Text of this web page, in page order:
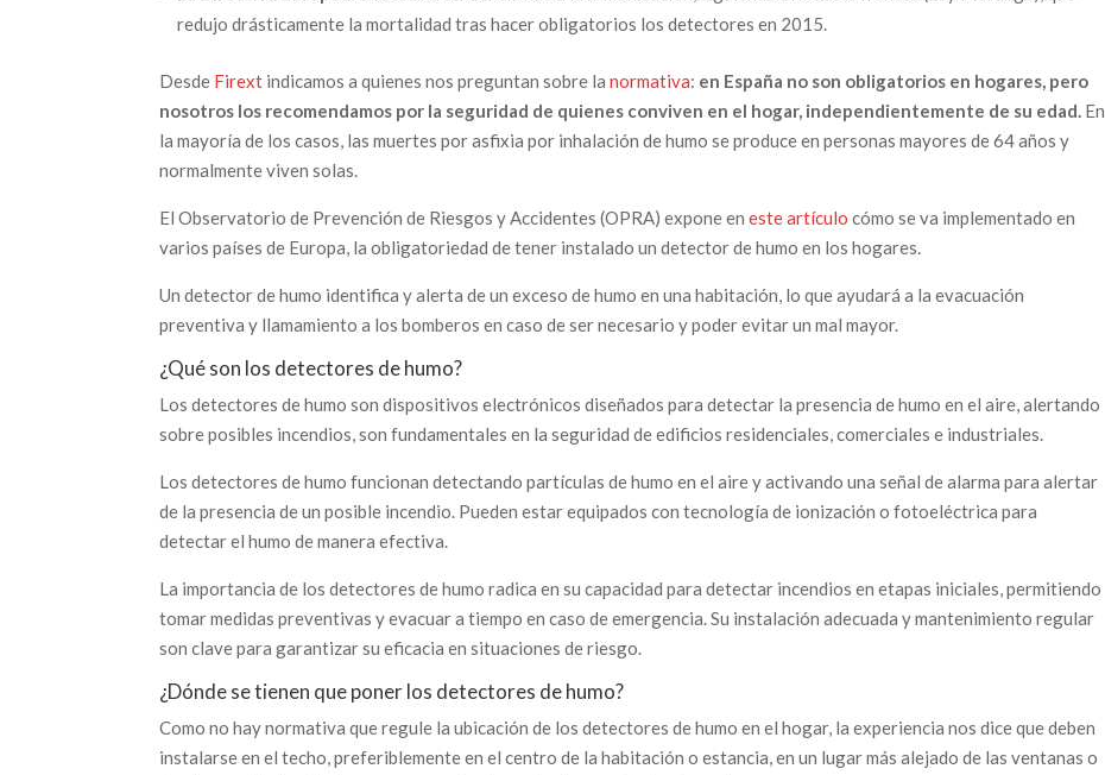
redujo drásticamente la mortalidad tras hacer obligatorios los detectores en 2015.
Desde Firext indicamos a quienes nos preguntan sobre lanormativa: en España no son obligatorios en hogares, pero
nosotros los recomendamos por la seguridad de quienes conviven en el hogar, independientemente de su edad. En
la mayoría de los casos, las muertes por asfixia por inhalación de humo se produce en personas mayores de 64 años y
normalmente viven solas.
El Observatorio de Prevención de Riesgos y Accidentes (OPRA) expone eneste artículo cómo se va implementado en
varios países de Europa, la obligatoriedad de tener instalado un detector de humo en los hogares.
Un detector de humo identifica y alerta de un exceso de humo en una habitación, lo que ayudará a la evacuación
preventiva y llamamiento a los bomberos en caso de ser necesario y poder evitar un mal mayor.
¿Qué son los detectores de humo?
Los detectores de humo son dispositivos electrónicos diseñados para detectar la presencia de humo en el aire, alertando
sobre posibles incendios, son fundamentales en la seguridad de edificios residenciales, comerciales e industriales.
Los detectores de humo funcionan detectando partículas de humo en el aire y activando una señal de alarma para alertar
de la presencia de un posible incendio. Pueden estar equipados con tecnología de ionización o fotoeléctrica para
detectar el humo de manera efectiva.
La importancia de los detectores de humo radica en su capacidad para detectar incendios en etapas iniciales, permitiendo
tomar medidas preventivas y evacuar a tiempo en caso de emergencia. Su instalación adecuada y mantenimiento regular
son clave para garantizar su eficacia en situaciones de riesgo.
¿Dónde se tienen que poner los detectores de humo?
Como no hay normativa que regule la ubicación de los detectores de humo en el hogar, la experiencia nos dice que deben
instalarse en el techo, preferiblemente en el centro de la habitación o estancia, en un lugar más alejado de las ventanas o